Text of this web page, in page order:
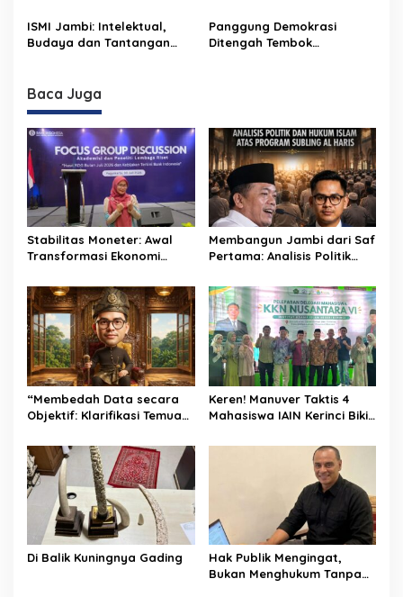
ISMI Jambi: Intelektual,
Budaya dan Tantangan
Panggung Demokrasi
Ditengah Tembok
Baca Juga
Stabilitas Moneter: Awal
Transformasi Ekonomi
Membangun Jambi dari Saf
Pertama: Analisis Politik
Program SUBLING Al Haris
“Membedah Data secara
Objektif: Klarifikasi Temuan
Wujud Transparansi dan
Akuntabilitas Pemprov
Jambi”
Keren! Manuver Taktis 4
Mahasiswa IAIN Kerinci Bikin
Total
Di Balik Kuningnya Gading
Hak Publik Mengingat,
Bukan Menghukum Tanpa